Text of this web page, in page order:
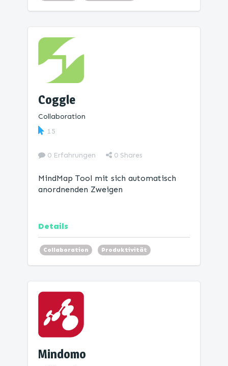
Coggle
Collaboration
15
0 Erfahrungen 0 Shares
MindMap Tool mit sich automatisch
anordnenden Zweigen
Details
Collaboration Produktivität
Mind Map
Mindomo